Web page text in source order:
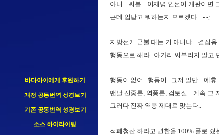
바다아이에게 후원하기
개정 공동번역 성경보기
기존 공동번역 성경보기
소스 하이라이팅
아니... 씨볼... 이재명 인선이 개판이면
근데 입닫고 뭐하는지 모르겠다... -.-;.
지방선거 군불 때는 거 아니냐... 결집
행동으로 해라.. 아가리 씨부리지 말고
행동이 없어.. 행동이.. 그저 말만... 에휴
맨날 신중론, 역풍론, 검토질... 계속 그
그러다 진짜 역풍 제대로 맞는다..
적폐청산 하라고 권한을 100% 풀로